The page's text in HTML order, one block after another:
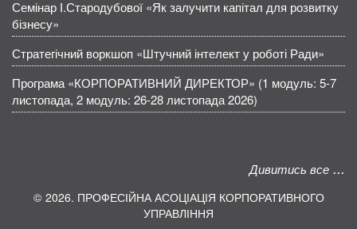
Семінар І.Стародубової «Як залучити капітал для розвитку
бізнесу»
Стратегічний воркшоп «Штучний інтелект у роботі Ради»
Програма «КОРПОРАТИВНИЙ ДИРЕКТОР» (1 модуль: 5-7
листопада, 2 модуль: 26-28 листопада 2026)
Дивитись все
2026. ПРОФЕСІЙНА АСОЦІАЦІЯ КОРПОРАТИВНОГО
УПРАВЛІННЯ